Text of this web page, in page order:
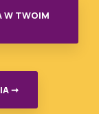
W TWOIM
➞